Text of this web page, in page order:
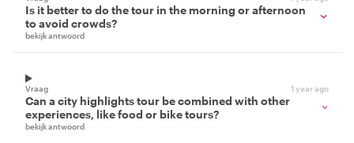
Is it better to do the tour in the morning or afternoon
to avoid crowds?
bekijk antwoord
Vraag 1 year ago
Can a city highlights tour be combined with other
experiences, like food or bike tours?
bekijk antwoord